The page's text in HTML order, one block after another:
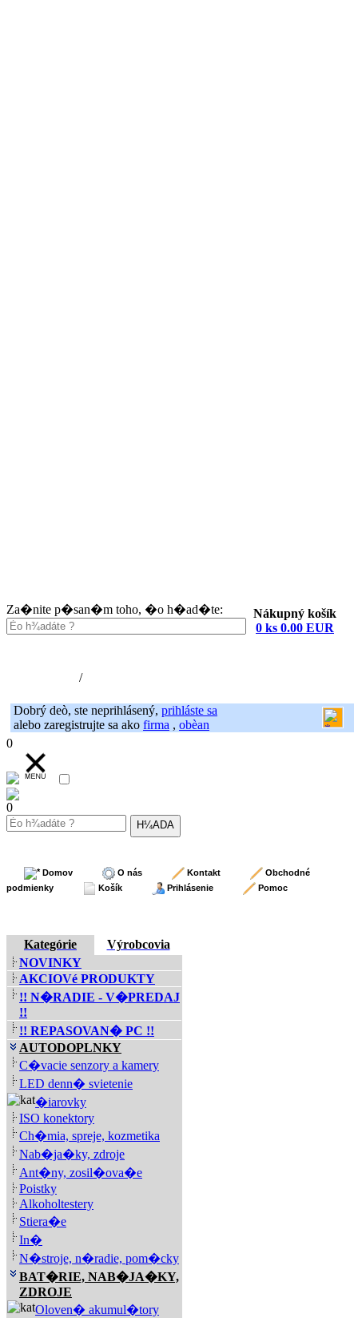
Za�nite p�san�m toho, �o h�ad�te:
Nákupný košík
0 ks 0.00 EUR
/
Dobrý deò, ste neprihlásený, prihláste sa
alebo zaregistrujte sa ako firma , obèan
0
0
Domov O nás Kontakt
Obchodné
podmienky
Košík Prihlásenie Pomoc
Kategórie
Výrobcovia
NOVINKY
AKCIOVé PRODUKTY
!! N�RADIE - V�PREDAJ
!!
!! REPASOVAN� PC !!
AUTODOPLNKY
C�vacie senzory a kamery
LED denn� svietenie
�iarovky
ISO konektory
Ch�mia, spreje, kozmetika
Nab�ja�ky, zdroje
Ant�ny, zosil�ova�e
Poistky
Alkoholtestery
Stiera�e
In�
N�stroje, n�radie, pom�cky
BAT�RIE, NAB�JA�KY,
ZDROJE
Oloven� akumul�tory